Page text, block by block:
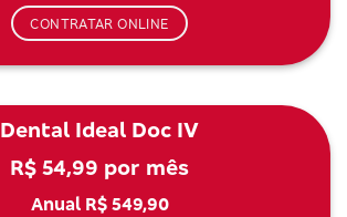
CONTRATAR ONLINE
Dental Ideal Doc IV
R$ 54,99 por mês
Anual R$ 549,90